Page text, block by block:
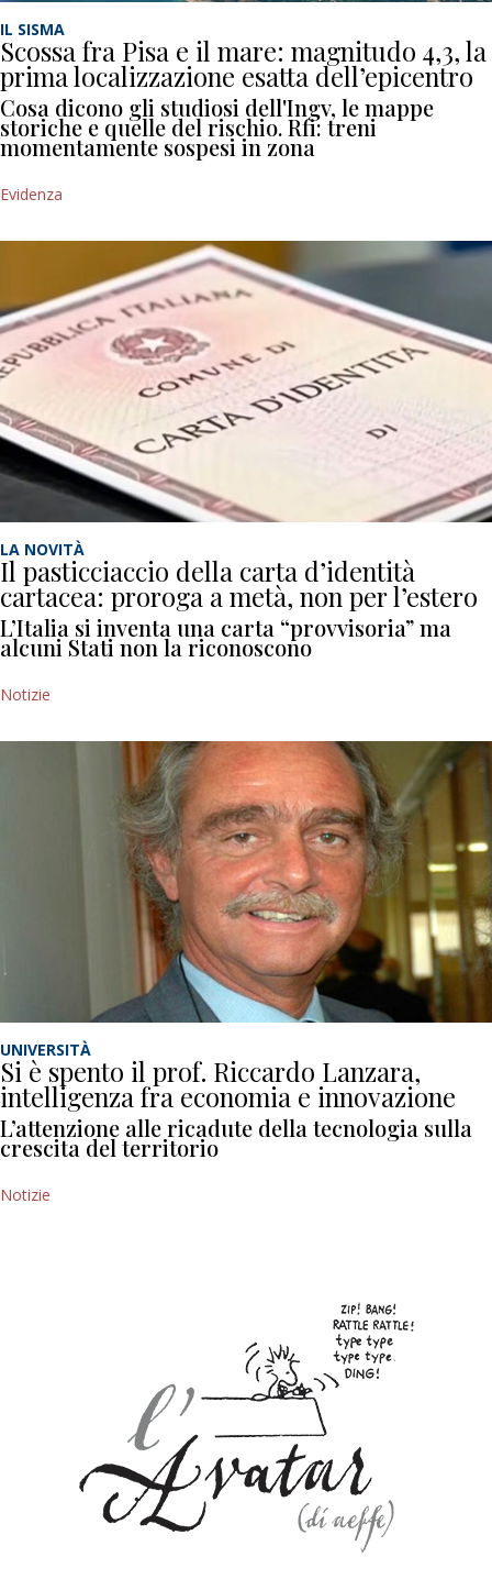
IL SISMA
Scossa fra Pisa e il mare: magnitudo 4,3, la
prima localizzazione esatta dell’epicentro
Cosa dicono gli studiosi dell'Ingv, le mappe
storiche e quelle del rischio. Rfi: treni
momentamente sospesi in zona
Evidenza
LA NOVITÀ
Il pasticciaccio della carta d’identità
cartacea: proroga a metà, non per l’estero
L’Italia si inventa una carta “provvisoria” ma
alcuni Stati non la riconoscono
Notizie
UNIVERSITÀ
Si è spento il prof. Riccardo Lanzara,
intelligenza fra economia e innovazione
L’attenzione alle ricadute della tecnologia sulla
crescita del territorio
Notizie